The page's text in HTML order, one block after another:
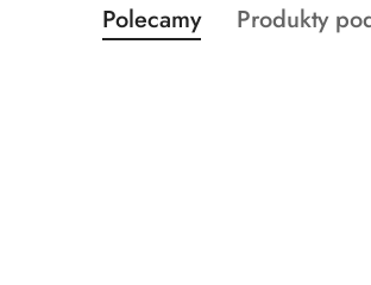
Pomiń karuzelę produktów
Produkty
o
Polecamy
Produkty
Produkty